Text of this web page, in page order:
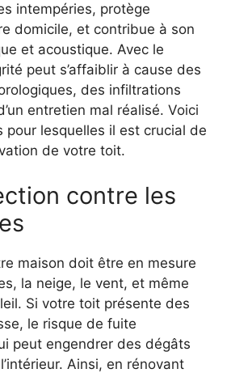
intempéries, protège
domicile, et contribue à son
et acoustique. Avec le
peut s’affaiblir à cause des
des infiltrations
entretien mal réalisé. Voici
pour lesquelles il est crucial de
de votre toit.
contre les
maison doit être en mesure
la neige, le vent, et même
Si votre toit présente des
le risque de fuite
peut engendrer des dégâts
Ainsi, en rénovant